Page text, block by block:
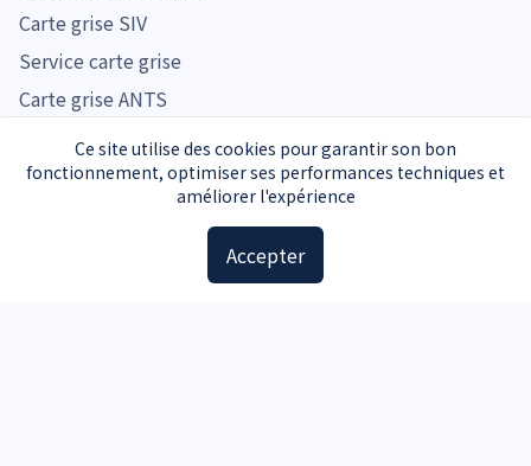
Ce site utilise des cookies pour garantir son bon
fonctionnement, optimiser ses performances techniques et
améliorer l'expérience
Accepter
Carte grise SIV
Service carte grise
Carte grise ANTS
Prix carte grise
Tarifs carte grise par région
Tarifs carte grise par véhicule